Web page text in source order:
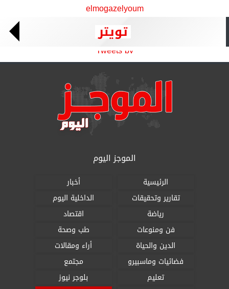
elmogazelyoum
تويتر
Tweets by
الموجز اليوم
الرئيسية
أخبار
تقارير وتحقيقات
الداخلية اليوم
رياضة
اقتصاد
فن ومنوعات
طب وصحة
الدين والحياة
أراء ومقالات
فضائيات وماسبيرو
مجتمع
تعليم
بلوجر نيوز